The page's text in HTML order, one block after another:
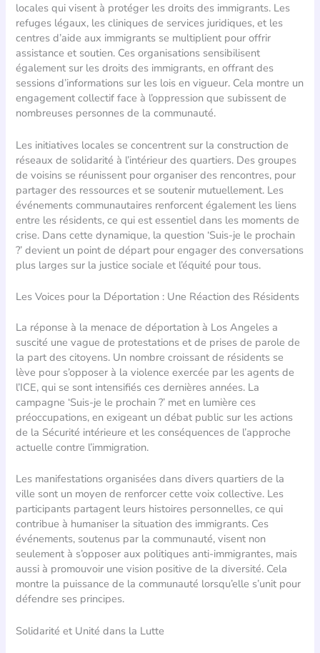
locales qui visent à protéger les droits des immigrants. Les
refuges légaux, les cliniques de services juridiques, et les
centres d’aide aux immigrants se multiplient pour offrir
assistance et soutien. Ces organisations sensibilisent
également sur les droits des immigrants, en offrant des
sessions d’informations sur les lois en vigueur. Cela montre un
engagement collectif face à l’oppression que subissent de
nombreuses personnes de la communauté.
Les initiatives locales se concentrent sur la construction de
réseaux de solidarité à l’intérieur des quartiers. Des groupes
de voisins se réunissent pour organiser des rencontres, pour
partager des ressources et se soutenir mutuellement. Les
événements communautaires renforcent également les liens
entre les résidents, ce qui est essentiel dans les moments de
crise. Dans cette dynamique, la question ‘Suis-je le prochain
?’ devient un point de départ pour engager des conversations
plus larges sur la justice sociale et l’équité pour tous.
Les Voices pour la Déportation : Une Réaction des Résidents
La réponse à la menace de déportation à Los Angeles a
suscité une vague de protestations et de prises de parole de
la part des citoyens. Un nombre croissant de résidents se
lève pour s’opposer à la violence exercée par les agents de
l’ICE, qui se sont intensifiés ces dernières années. La
campagne ‘Suis-je le prochain ?’ met en lumière ces
préoccupations, en exigeant un débat public sur les actions
de la Sécurité intérieure et les conséquences de l’approche
actuelle contre l’immigration.
Les manifestations organisées dans divers quartiers de la
ville sont un moyen de renforcer cette voix collective. Les
participants partagent leurs histoires personnelles, ce qui
contribue à humaniser la situation des immigrants. Ces
événements, soutenus par la communauté, visent non
seulement à s’opposer aux politiques anti-immigrantes, mais
aussi à promouvoir une vision positive de la diversité. Cela
montre la puissance de la communauté lorsqu’elle s’unit pour
défendre ses principes.
Solidarité et Unité dans la Lutte